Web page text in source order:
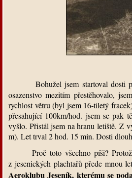
Bohužel jsem startoval dosti
osazenstvo mezitím přestěhovalo,
rychlost větru (byl jsem 16-tiletý
přesahující 100km/hod. jsem se pak
vyšlo. Přistál jsem na hranu letiště. Z
m). Let trval 2 hod. 15 min. Dosti
Proč toto všechno píši?
z jesenických plachtařů přede mnou
Aeroklubu Jeseník, kterému se